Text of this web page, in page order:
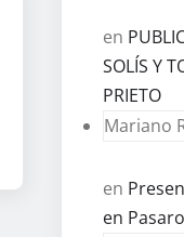
en
SOLÍS Y
PRIETO
Mariano
en
en